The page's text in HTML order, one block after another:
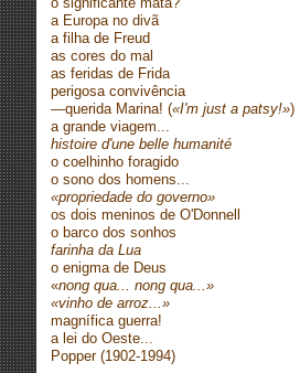
a Europa no divã
a filha de Freud
as cores do mal
as feridas de Frida
perigosa convivência
—querida Marina! («I'm just a patsy!»)
a grande viagem...
histoire d'une belle humanité
o coelhinho foragido
o sono dos homens...
«propriedade do governo»
os dois meninos de O'Donnell
o barco dos sonhos
farinha da Lua
o enigma de Deus
«nong qua... nong qua...»
«vinho de arroz...»
magnífica guerra!
a lei do Oeste...
Popper (1902-1994)